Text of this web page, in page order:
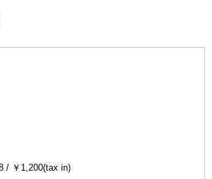
/ ￥1,200(tax in)